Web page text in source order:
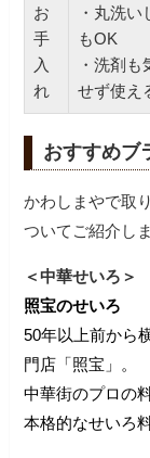
お
手
入
れ
・丸洗い
もOK
・洗剤も
せず使え
おすすめブ
かわしまやで取
ついてご紹介しま
＜中華せいろ＞
照宝のせいろ
50年以上前から
門店「照宝」。
中華街のプロの
本格的なせいろ